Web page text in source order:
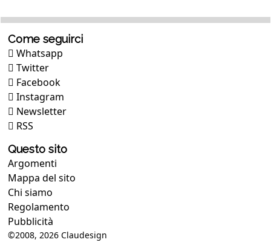
Come seguirci
Whatsapp
Twitter
Facebook
Instagram
Newsletter
RSS
Questo sito
Argomenti
Mappa del sito
Chi siamo
Regolamento
Pubblicità
©2008, 2026 Claudesign